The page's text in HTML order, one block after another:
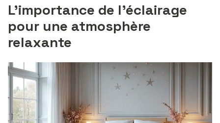
L’importance de l’éclairage
pour une atmosphère
relaxante